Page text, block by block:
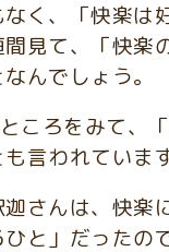
く、「快楽は
見て、「快楽
んでしょう。
ころをみて、
言われていま
さんは、快楽
と」だったの